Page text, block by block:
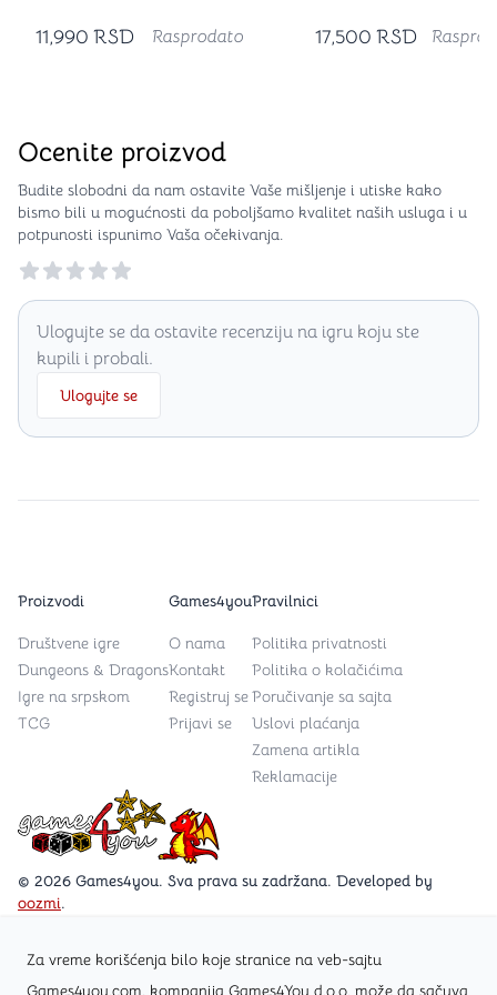
Za vreme korišćenja bilo koje stranice na veb-sajtu
Games4you.com, kompanija Games4You d.o.o. može da sačuva
11,990 RSD Rasprodato 17,500 RSD
Ocenite proizvod
Budite slobodni da nam ostavite Vaše mišljenje i utiske kako
bismo bili u mogućnosti da poboljšamo kvalitet naših usluga i u
potpunosti ispunimo Vaša očekivanja.
Reviews
Ulogujte se da ostavite recenziju na igru koju ste
kupili i probali.
Ulogujte se
Games4you logo
© 2026 Games4you. Sva prava su zadržana. Developed by
oozmi.
Posetite Facebook stranicu /Games4you.rs
Proizvodi
Društvene igre
Dungeons & Dragons
Igre na srpskom
TCG
Games4you
O nama
Kontakt
Registruj se
Prijavi se
Pravilnici
Politika privatnosti
Politika o kolačićima
Poručivanje sa sajta
Uslovi plaćanja
Zamena artikla
Reklamacije